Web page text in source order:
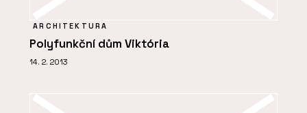
ARCHITEKTURA
Polyfunkční dům Viktória
14. 2. 2013